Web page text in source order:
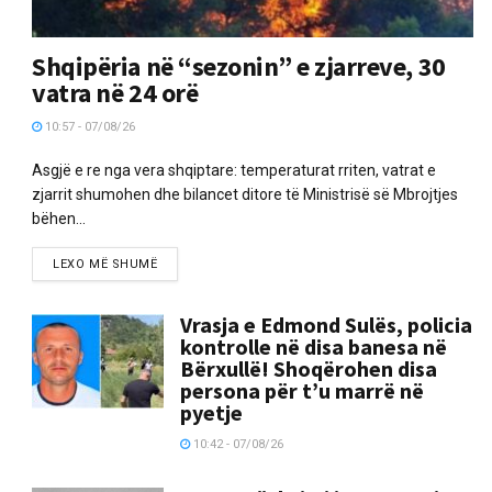
Shqipëria në “sezonin” e zjarreve, 30
vatra në 24 orë
10:57 - 07/08/26
Asgjë e re nga vera shqiptare: temperaturat rriten, vatrat e
zjarrit shumohen dhe bilancet ditore të Ministrisë së Mbrojtjes
bëhen...
LEXO MË SHUMË
Vrasja e Edmond Sulës, policia
kontrolle në disa banesa në
Bërxullë! Shoqërohen disa
persona për t’u marrë në
pyetje
10:42 - 07/08/26